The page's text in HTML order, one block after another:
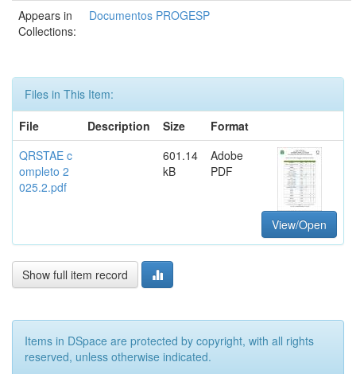
Appears in
Collections:
Documentos PROGESP
Files in This Item:
File
Description Size
Format
QRSTAE c
ompleto 2
025.2.pdf
601.14
kB
Adobe
PDF
View/Open
Show full item record
Items in DSpace are protected by copyright, with all rights
reserved, unless otherwise indicated.